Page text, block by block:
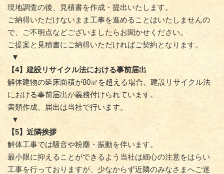
現地調査の後、見積書を作成・提出いたします。
ご納得いただけないまま工事を進めることはいたしませんの
で、ご不明点などございましたらお聞かせください。
ご提案と見積書にご納得いただければご契約となります。
▼
【4】建設リサイクル法における事前届出
解体建物の延床面積が80㎡を超える場合、建設リサイクル法
における事前届出が義務付けられています。
書類作成、届出は当社で行います。
▼
【5】近隣挨拶
解体工事では騒音や粉塵・振動を伴います。
最小限に抑えることができるよう当社は細心の注意をはらい
工事を行っておりますが、少なからず近隣のみなさまへご迷